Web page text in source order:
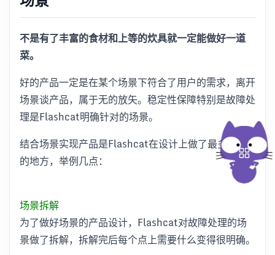
不是有了丰富的食材和上等的炊具就一定能做好一道
菜。
好的产品一定是在某个场景下符合了用户的需求，离开
场景谈产品，属于无的放矢。稳定性保障特别是故障处
理是Flashcat明确针对的场景。
结合场景实现产品是Flashcat在设计上做了最多考虑
的地方，举例几点：
场景拆解
为了做好场景的产品设计，Flashcat对故障处理的场
景做了拆解，拆解完后每个点上需要什么变得很明确。